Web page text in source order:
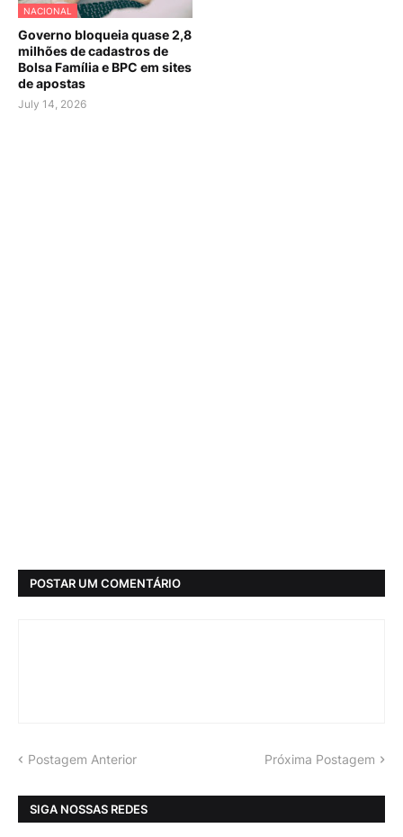
NACIONAL
Governo bloqueia quase 2,8
milhões de cadastros de
Bolsa Família e BPC em sites
de apostas
July 14, 2026
POSTAR UM COMENTÁRIO
Postagem Anterior Próxima Postagem
SIGA NOSSAS REDES